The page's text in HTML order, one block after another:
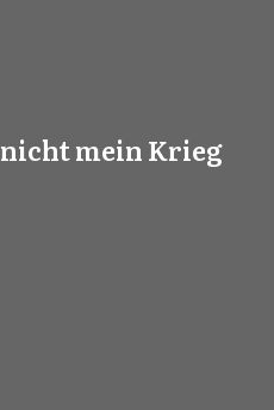
mein Krieg